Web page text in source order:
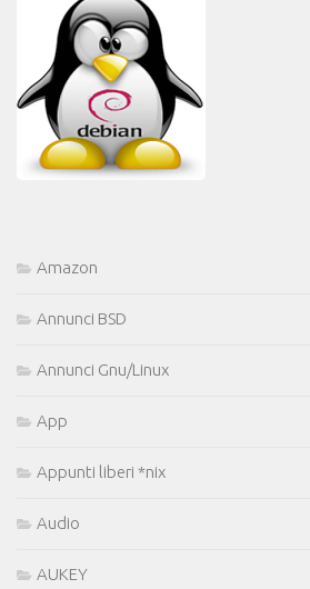
Amazon
Annunci BSD
Annunci Gnu/Linux
App
Appunti liberi *nix
Audio
AUKEY